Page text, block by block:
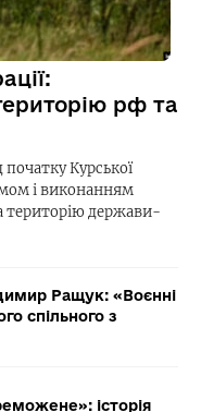
рф та
Курської
і виконанням
територію держави-
Ращук: «Воєнні
спільного з
історія